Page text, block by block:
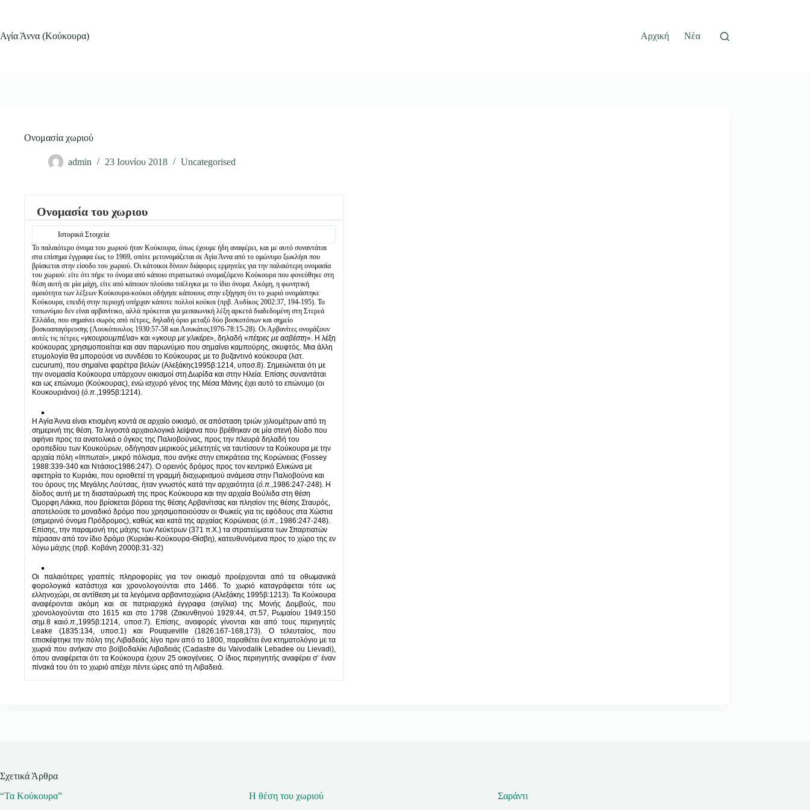
Αγία Άννα (Κούκουρα)
Αρχική Νέα
Ονομασία χωριού
admin 23 Ιουνίου 2018 Uncategorised
Ονομασία του χωριου
Ιστορικά Στοιχεία
Το παλαιότερο όνομα του χωριού ήταν Κούκουρα, όπως έχουμε ήδη αναφέρει, και με αυτό συναντάται
στα επίσημα έγγραφα έως το 1969, οπότε μετονομάζεται σε Αγία Άννα από το ομώνυμο ξωκλήσι που
βρίσκεται στην είσοδο του χωριού. Οι κάτοικοι δίνουν διάφορες ερμηνείες για την παλαιότερη ονομασία
του χωριού: είτε ότι πήρε το όνομα από κάποιο στρατιωτικό ονομαζόμενο Κούκουρα που φονεύθηκε στη
θέση αυτή σε μία μάχη, είτε από κάποιον πλούσιο τσέλιγκα με το ίδιο όνομα. Ακόμη, η φωνητική
ομοιότητα των λέξεων Κούκουρα-κούκοι οδήγησε κάποιους στην εξήγηση ότι το χωριό ονομάστηκε
Κούκουρα, επειδή στην περιοχή υπήρχαν κάποτε πολλοί κούκοι (πρβ. Αυδίκος 2002:37, 194-195). Το
τοπωνύμιο δεν είναι αρβανίτικο, αλλά πρόκειται για μεσαιωνική λέξη αρκετά διαδεδομένη στη Στερεά
Ελλάδα, που σημαίνει σωρός από πέτρες, δηλαδή όριο μεταξύ δύο βοσκοτόπων και σημείο
βοσκοαπαγόρευσης (Λουκόπουλος 1930:57-58 και Λουκάτος1976-78:15-28). Οι Αρβανίτες ονομάζουν
αυτές τις πέτρες «γκουρουμπέλια» και «γκουρ με γλικέρε», δηλαδή «πέτρες με ασβέστη». Η λέξη
κούκουρας χρησιμοποιείται και σαν παρωνύμιο που σημαίνει καμπούρης, σκυφτός. Μια άλλη
ετυμολογία θα μπορούσε να συνδέσει το Κούκουρας με το βυζαντινό κούκουρα (λατ.
cucurum), που σημαίνει φαρέτρα βελών (Αλεξάκης1995β:1214, υποσ.8). Σημειώνεται ότι με
την ονομασία Κούκουρα υπάρχουν οικισμοί στη Δωρίδα και στην Ηλεία. Επίσης συναντάται
και ως επώνυμο (Κούκουρας), ενώ ισχυρό γένος της Μέσα Μάνης έχει αυτό το επώνυμο (οι
Κουκουριάνοι) (ό.π.,1995β:1214).
Η Αγία Άννα είναι κτισμένη κοντά σε αρχαίο οικισμό, σε απόσταση τριών χιλιομέτρων από τη
σημερινή της θέση. Τα λιγοστά αρχαιολογικά λείψανα που βρέθηκαν σε μία στενή δίοδο που
αφήνει προς τα ανατολικά ο όγκος της Παλιοβούνας, προς την πλευρά δηλαδή του
οροπεδίου των Κουκούρων, οδήγησαν μερικούς μελετητές να ταυτίσουν τα Κούκουρα με την
αρχαία πόλη «Ιππωταί», μικρό πόλισμα, που ανήκε στην επικράτεια της Κορώνειας (Fossey
1988:339-340 και Ντάσιος1986:247). Ο ορεινός δρόμος προς τον κεντρικό Ελικώνα με
αφετηρία το Κυριάκι, που οριοθετεί τη γραμμή διαχωρισμού ανάμεσα στην Παλιοβούνα και
του όρους της Μεγάλης Λούτσας, ήταν γνωστός κατά την αρχαιότητα (ό.π.,1986:247-248). Η
δίοδος αυτή με τη διασταύρωσή της προς Κούκουρα και την αρχαία Βούλιδα στη θέση
Όμορφη Λάκκα, που βρίσκεται βόρεια της θέσης Αρβανίτσας και πλησίον της θέσης Σταυρός,
αποτελούσε το μοναδικό δρόμο που χρησιμοποιούσαν οι Φωκείς για τις εφόδους στα Χώστια
(σημερινό όνομα Πρόδρομος), καθώς και κατά της αρχαίας Κορώνειας (ό.π., 1986:247-248).
Επίσης, την παραμονή της μάχης των Λεύκτρων (371 π.Χ.) τα στρατεύματα των Σπαρτιατών
πέρασαν από τον ίδιο δρόμο (Κυριάκι-Κούκουρα-Θίσβη), κατευθυνόμενα προς το χώρο της εν
λόγω μάχης (πρβ. Κοβάνη 2000β:31-32)
Οι παλαιότερες γραπτές πληροφορίες για τον οικισμό προέρχονται από τα οθωμανικά
φορολογικά κατάστιχα και χρονολογούνται στο 1466. Το χωριό καταγράφεται τότε ως
ελληνοχώρι, σε αντίθεση με τα λεγόμενα αρβανιτοχώρια (Αλεξάκης 1995β:1213). Τα Κούκουρα
αναφέρονται ακόμη και σε πατριαρχικά έγγραφα (σιγίλια) της Μονής Δομβούς, που
χρονολογούνται στο 1615 και στο 1798 (Ζακυνθηνού 1929:44, στ.57, Ρωμαίου 1949:150
σημ.8 καιό.π.,1995β:1214, υποσ.7). Επίσης, αναφορές γίνονται και από τους περιηγητές
Leake (1835:134, υποσ.1) και Pouqueville (1826:167-168,173). Ο τελευταίος, που
επισκέφτηκε την πόλη της Λιβαδειάς λίγο πριν από το 1800, παραθέτει ένα κτηματολόγιο με τα
χωριά που ανήκαν στο βοϊβοδαλίκι Λιβαδειάς (Cadastre du Vaivodalik Lebadee ou Lievadi),
όπου αναφέρεται ότι τα Κούκουρα έχουν 25 οικογένειες. Ο ίδιος περιηγητής αναφέρει σ’ έναν
πίνακά του ότι το χωριό απέχει πέντε ώρες από τη Λιβαδειά.
Σχετικά Άρθρα
“Τα Κούκουρα”
Η θέση του χωριού Σαράντι